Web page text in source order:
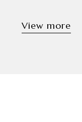
View more